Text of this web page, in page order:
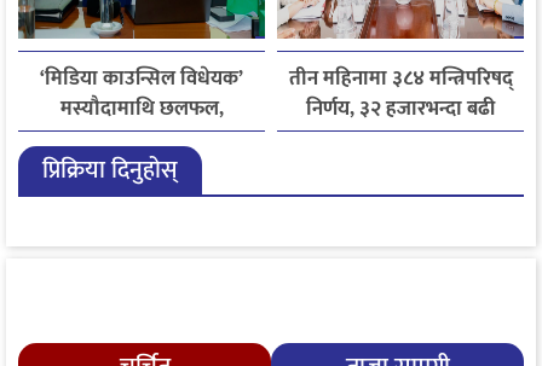
‘मिडिया काउन्सिल विधेयक’
मस्यौदामाथि छलफल,
एआईदेखि पत्रकारको
लाइसेन्ससम्मका विषयमा
सुझाव
तीन महिनामा ३८४ मन्त्रिपरिषद्
निर्णय, ३२ हजारभन्दा बढी
गुनासो फर्छ्योट
प्रिक्रिया दिनुहोस्